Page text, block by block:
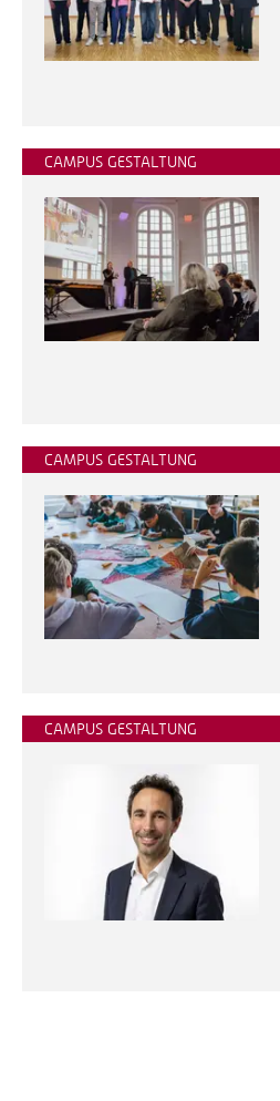
CAMPUS GESTALTUNG
CAMPUS GESTALTUNG
CAMPUS GESTALTUNG